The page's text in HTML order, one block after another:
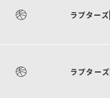
ラプターズ
ラプターズ